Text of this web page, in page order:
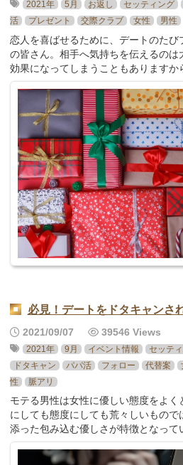
2021年 5月 お返し セッティング
活
プレゼント 交際クラブ 女性 男性
恋人を喜ばせるために、デートのたび
の皆さん。相手へ気持ちを伝えるのは
効果になってしまうこともありますか
必見！デートをドタキャンさ
2021/09/07 39546 Views
2021年 9月 イベント情報 セッテ
ドタキャン
パパ活 フォロー 代替案
性
脈アリ
モテる男性は女性に優しい態度をよ
にしても態度にしても荒々しいもので
添った包み込む優しさが特徴となっ